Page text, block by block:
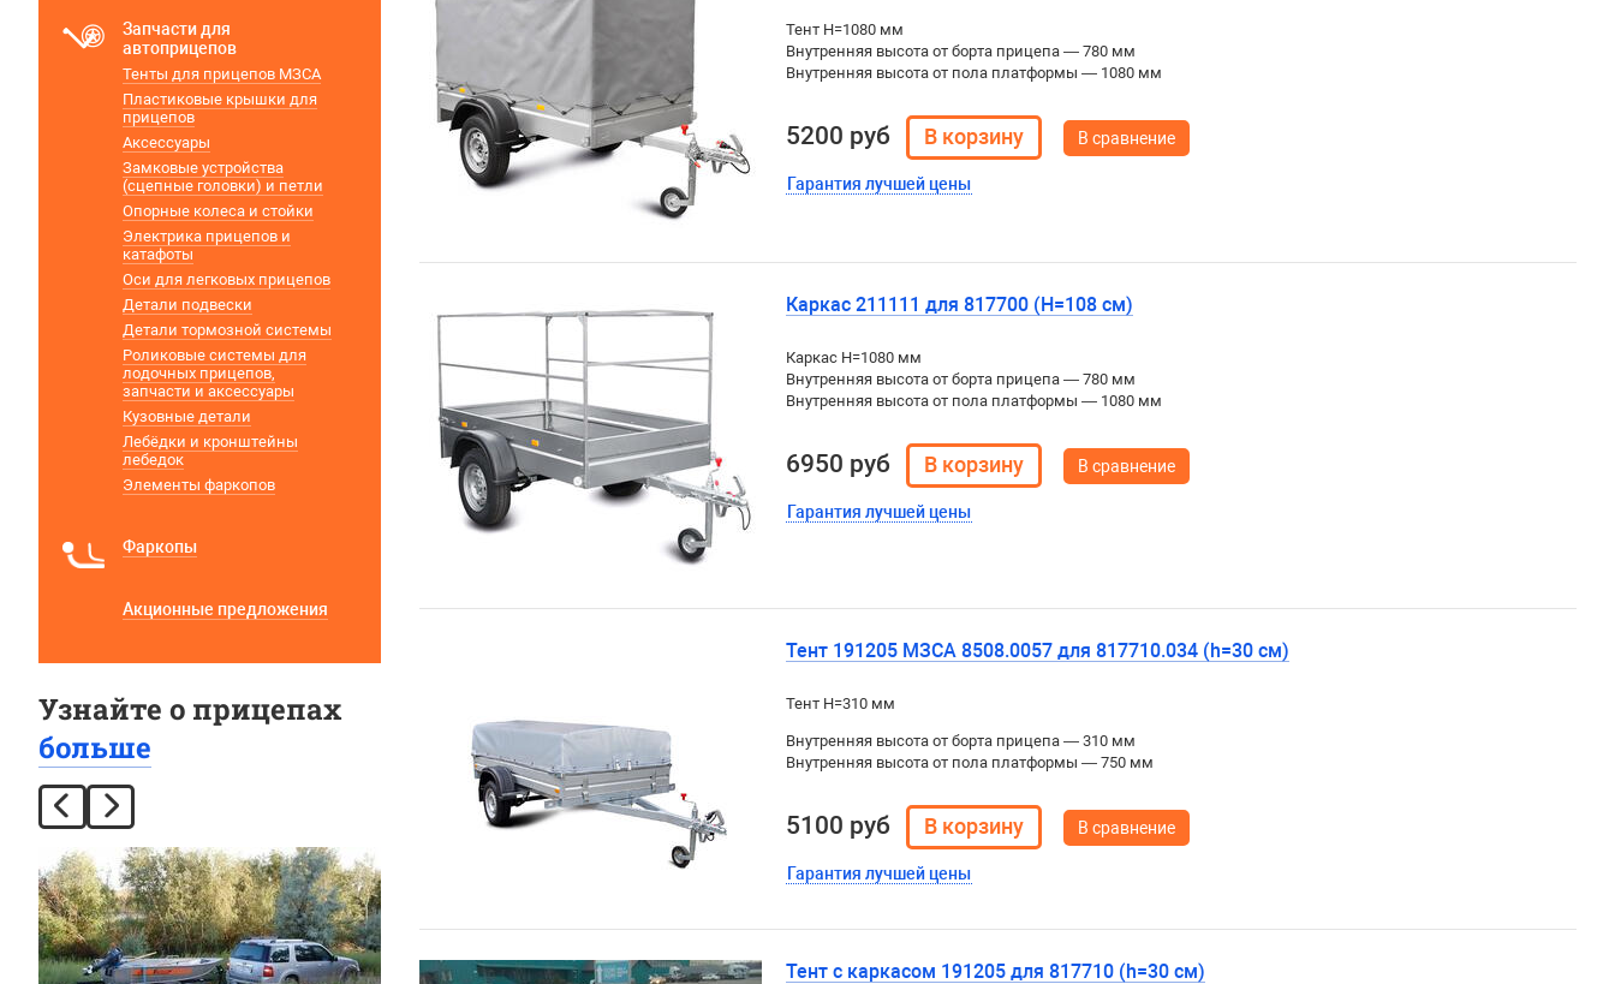
Тент H=1080 мм
Внутренняя высота от борта прицепа — 780 мм
Внутренняя высота от пола платформы — 1080 мм
5200 руб
Гарантия лучшей цены
В сравнение
Каркас 211111 для 817700 (H=108 см)
Каркас H=1080 мм
Внутренняя высота от борта прицепа — 780 мм
Внутренняя высота от пола платформы — 1080 мм
6950 руб
Гарантия лучшей цены
В сравнение
Тент 191205 МЗСА 8508.0057 для 817710.034 (h=30 см)
Тент H=310 мм
Внутренняя высота от борта прицепа — 310 мм
Внутренняя высота от пола платформы — 750 мм
5100 руб
Гарантия лучшей цены
В сравнение
Тент с каркасом 191205 для 817710 (h=30 см)
Запчасти для
автоприцепов
Тенты для прицепов МЗСА
Пластиковые крышки для
прицепов
Аксессуары
Замковые устройства
(сцепные головки) и петли
Опорные колеса и стойки
Электрика прицепов и
катафоты
Оси для легковых прицепов
Детали подвески
Детали тормозной системы
Роликовые системы для
лодочных прицепов,
запчасти и аксессуары
Кузовные детали
Лебёдки и кронштейны
лебедок
Элементы фаркопов
Фаркопы
Акционные предложения
Узнайте о прицепах
больше